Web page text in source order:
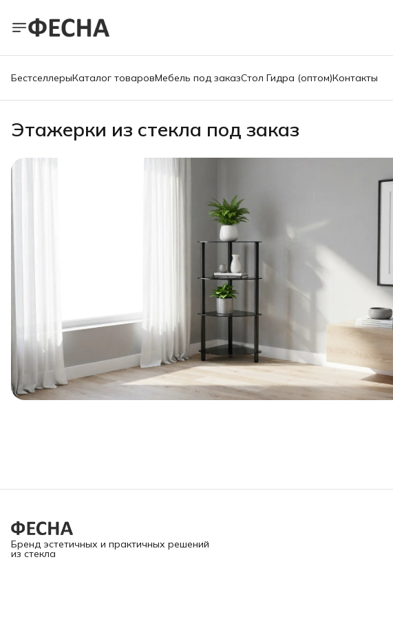
БестселлерыКаталог товаровМебель под заказСтол Гидра (оптом)Контакты
Этажерки из стекла под заказ
Бренд эстетичных и практичных решений
из стекла